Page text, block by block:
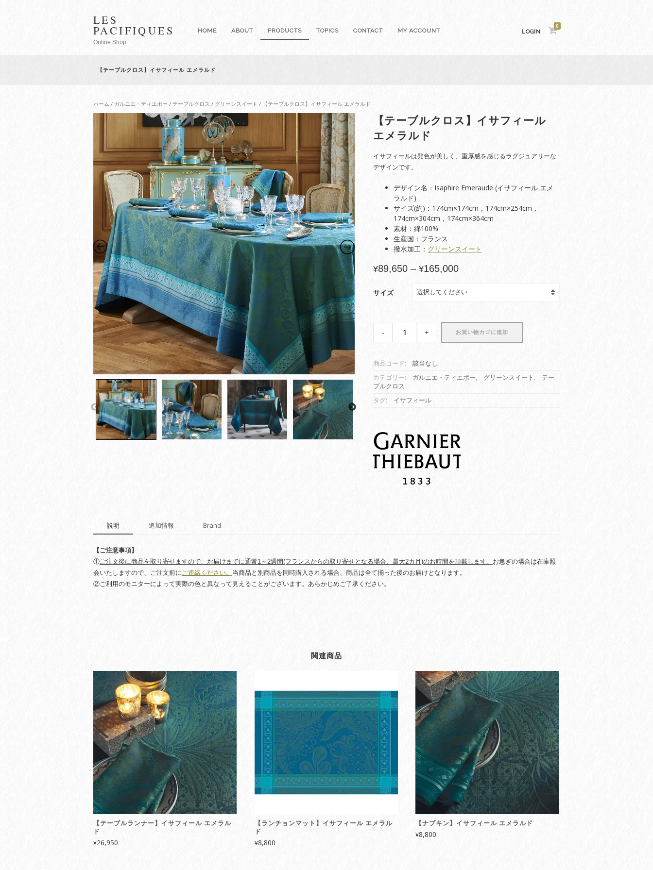
LES
PACIFIQUES
Online Shop
HOME ABOUT PRODUCTS TOPICS CONTACT MY ACCOUNT LOGIN
0
【テーブルクロス】イサフィール エメラルド
ホーム / ガルニエ・ティエボー / テーブルクロス / グリーンスイート / 【テーブルクロス】イサフィール エメラルド
【テーブルクロス】イサフィール
エメラルド
イサフィールは発色が美しく、重厚感を感じるラグジュアリーな
デザインです。
デザイン名：Isaphire Emeraude (イサフィール エメ
ラルド)
サイズ(約)：174cm×174cm，174cm×254cm，
174cm×304cm，174cm×364cm
素材：綿100%
生産国：フランス
撥水加工： グリーンスイート
¥89,650 – ¥165,000価
¥89,650
サイズ
【テ
ク
ロ
ス】
イ
ー
ル
エ
メ
- + お買い物カゴに追加
商品コード:
該当なし
カテゴリー:
ガルニエ・ティエボー, グリーンスイート ,
テー
ブルクロス
タグ:
イサフィール
説明 追加情報 Brand
【ご注意事項】
① ご注文後に商品を取り寄せますので、お届けまでに通常1～2週間(フランスからの取り寄せとなる場合、最大2カ月)のお時間を頂戴します。 お急ぎの場合は在庫照
会いたしますので、ご注文前に ご連絡ください。 当商品と別商品を同時購入される場合、商品は全て揃った後のお届けとなります。
②ご利用のモニターによって実際の色と異なって見えることがございます。あらかじめご了承ください。
関連商品
【テーブルランナー】イサフィール エメラル
ド
¥26,950
【ランチョンマット】イサフィール エメラル
ド
¥8,800
【ナプキン】イサフィール エメラルド
¥8,800